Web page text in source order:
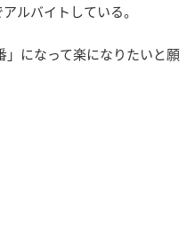
ルバイトしている。
」になって楽になりたいと願